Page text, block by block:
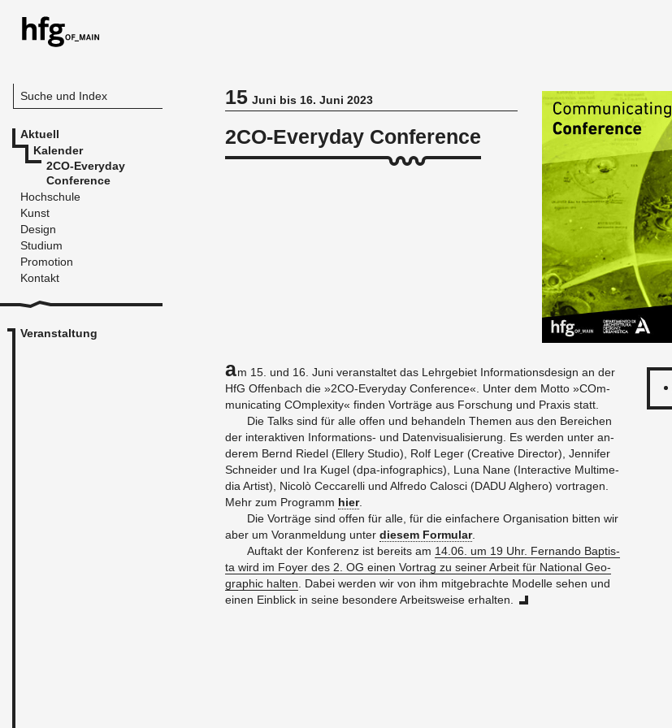
Suche und Index
Aktuell
Kalender
2CO-Everyday
Conference
Hochschule
Kunst
Design
Studium
Promotion
Kontakt
Veranstaltung
15Juni bis 16. Juni 2023
2CO-Everyday Conference
Am 15. und 16. Juni ver­an­stal­tet das Lehr­ge­biet In­for­ma­ti­ons­de­sign an der
HfG Of­fen­bach die »2CO-Ever­y­day Con­fe­rence«. Unter dem Motto »COm­
mu­ni­ca­ting COm­ple­xi­ty« fin­den Vor­trä­ge aus For­schung und Pra­xis statt.
Die Talks sind für alle offen und be­han­deln The­men aus den Be­rei­chen
der in­ter­ak­ti­ven In­for­ma­ti­ons- und Da­ten­vi­sua­li­sie­rung. Es wer­den unter an­
de­rem Bernd Rie­del (El­le­ry Stu­dio), Rolf Leger (Crea­ti­ve Di­rec­tor), Jen­ni­fer
Schnei­der und Ira Kugel (dpa-in­fo­gra­phics), Luna Nane (In­ter­ac­tive Mul­ti­me­
dia Ar­tist), Nicolò Cec­ca­rel­li und Al­fre­do Ca­lo­sci (DADU Alg­he­ro) vor­tra­gen.
Mehr zum Pro­gramm hier.
Die Vor­trä­ge sind offen für alle, für die ein­fa­che­re Or­ga­ni­sa­ti­on bit­ten wir
aber um Vor­an­mel­dung unter die­sem For­mu­lar.
Auf­takt der Kon­fe­renz ist be­reits am 14.06. um 19 Uhr. Fer­nan­do Bap­tis­
ta wird im Foyer des 2. OG einen Vor­trag zu sei­ner Ar­beit für Na­tio­nal Geo­
gra­phic hal­ten . Dabei wer­den wir von ihm mit­ge­brach­te Mo­del­le sehen und
einen Ein­blick in seine be­son­de­re Ar­beits­wei­se er­hal­ten.